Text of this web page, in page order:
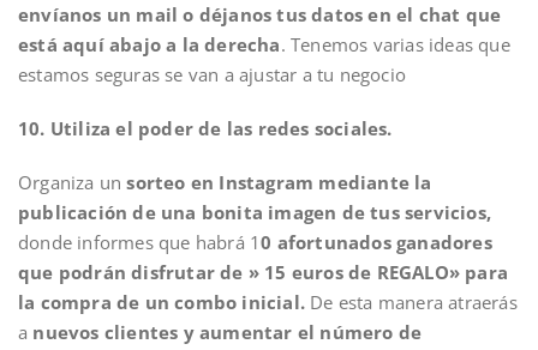
envíanos un mail o déjanos tus datos en el chat que
está aquí abajo a la derecha. Tenemos varias ideas que
estamos seguras se van a ajustar a tu negocio
10. Utiliza el poder de las redes sociales.
Organiza unsorteo en Instagram mediante la
publicación de una bonita imagen de tus servicios,
donde informes que habrá 10 afortunados ganadores
que podrán disfrutar de » 15 euros de REGALO» para
la compra de un combo inicial. De esta manera atraerás
a nuevos clientes y aumentar el número de